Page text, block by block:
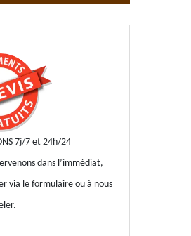
7j/7 et 24h/24
dans l’immédiat,
via le formulaire ou à nous